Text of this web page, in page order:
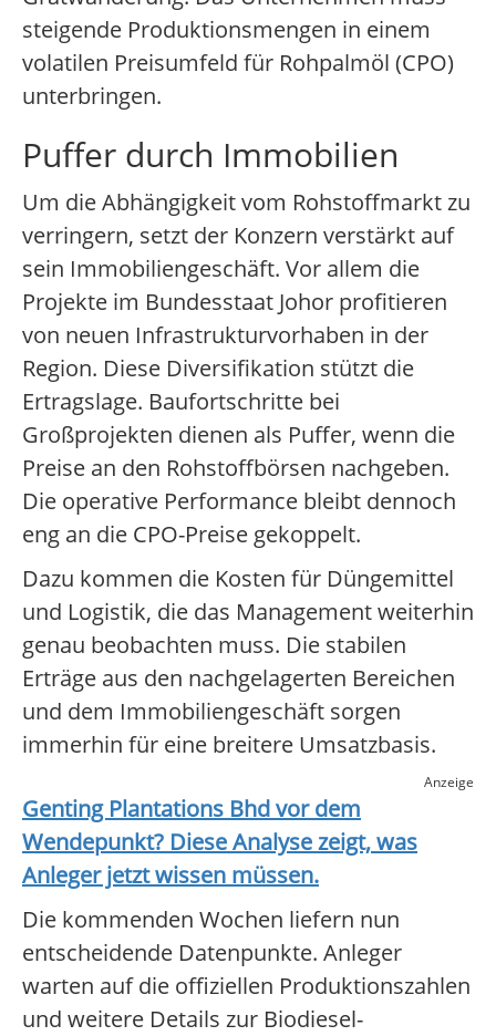
steigende Produktionsmengen in einem
volatilen Preisumfeld für Rohpalmöl (CPO)
unterbringen.
Puffer durch Immobilien
Um die Abhängigkeit vom Rohstoffmarkt zu
verringern, setzt der Konzern verstärkt auf
sein Immobiliengeschäft. Vor allem die
Projekte im Bundesstaat Johor profitieren
von neuen Infrastrukturvorhaben in der
Region. Diese Diversifikation stützt die
Ertragslage. Baufortschritte bei
Großprojekten dienen als Puffer, wenn die
Preise an den Rohstoffbörsen nachgeben.
Die operative Performance bleibt dennoch
eng an die CPO-Preise gekoppelt.
Dazu kommen die Kosten für Düngemittel
und Logistik, die das Management weiterhin
genau beobachten muss. Die stabilen
Erträge aus den nachgelagerten Bereichen
und dem Immobiliengeschäft sorgen
immerhin für eine breitere Umsatzbasis.
Anzeige
Genting Plantations Bhdvor dem
Wendepunkt? Diese Analyse zeigt, was
Anleger jetzt wissen müssen.
Die kommenden Wochen liefern nun
entscheidende Datenpunkte. Anleger
warten auf die offiziellen Produktionszahlen
und weitere Details zur Biodiesel-